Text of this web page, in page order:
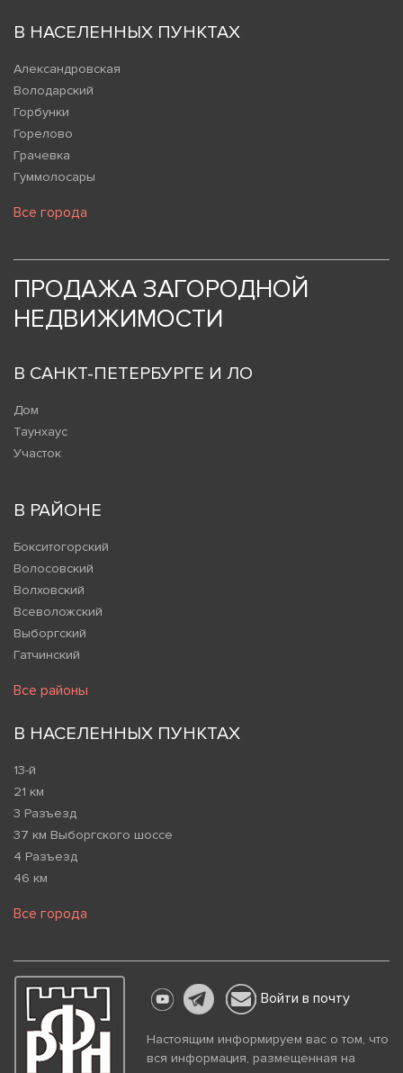
В НАСЕЛЕННЫХ ПУНКТАХ
Александровская
Володарский
Горбунки
Горелово
Грачевка
Гуммолосары
Все города
ПРОДАЖА ЗАГОРОДНОЙ
НЕДВИЖИМОСТИ
В САНКТ-ПЕТЕРБУРГЕ И ЛО
Дом
Таунхаус
Участок
В РАЙОНЕ
Бокситогорский
Волосовский
Волховский
Всеволожский
Выборгский
Гатчинский
Все районы
В НАСЕЛЕННЫХ ПУНКТАХ
13-й
21 км
3 Разъезд
37 км Выборгского шоссе
4 Разъезд
46 км
Все города
Войти в почту
Настоящим информируем вас о том, что
вся информация, размещенная на